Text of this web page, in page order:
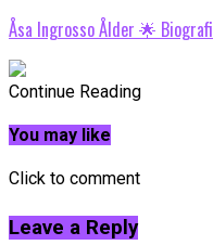
Åsa Ingrosso Ålder 🌟 Biografi
Continue Reading
You may like
Click to comment
Leave a Reply